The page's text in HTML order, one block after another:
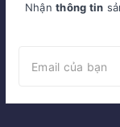
Nhậnthông tin